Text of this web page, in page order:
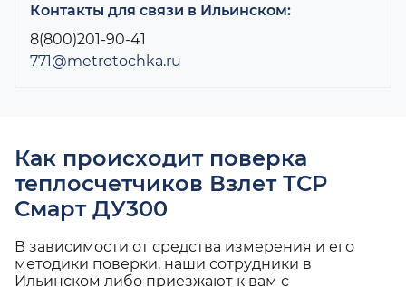
Контакты для связи в Ильинском:
8(800)201-90-41
771@metrotochka.ru
Как происходит поверка
теплосчетчиков Взлет ТСР
Смарт ДУ300
В зависимости от средства измерения и его
методики поверки, наши сотрудники в
Ильинском либо приезжают к вам с